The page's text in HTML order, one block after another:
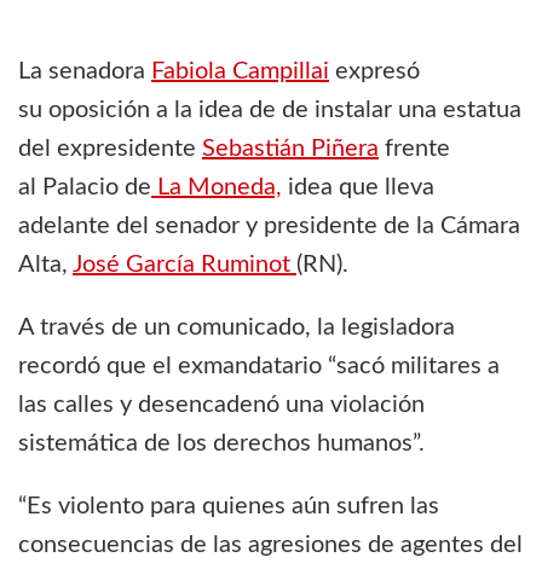
La senadora Fabiola Campillai expresó
su oposición a la idea de de instalar una estatua
del expresidente Sebastián Piñera frente
al Palacio de La Moneda, idea que lleva
adelante del senador y presidente de la Cámara
Alta, José García Ruminot (RN).
A través de un comunicado, la legisladora
recordó que el exmandatario “sacó militares a
las calles y desencadenó una violación
sistemática de los derechos humanos”.
“Es violento para quienes aún sufren las
consecuencias de las agresiones de agentes del